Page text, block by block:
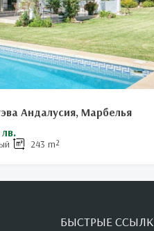
Андалусия, Марбелья
243 m²
БЫСТРЫЕ